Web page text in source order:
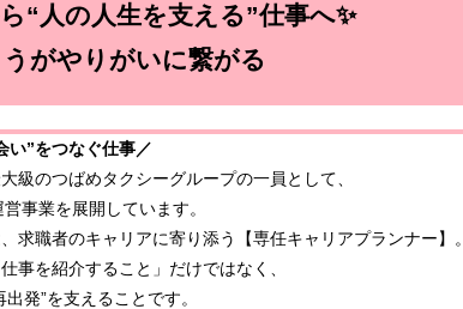
“人の人生を支える”仕事へ✨
がやりがいに繋がる
い”をつなぐ仕事／
級のつばめタクシーグループの一員として、
事業を展開しています。
求職者のキャリアに寄り添う【専任キャリアプランナー】。
事を紹介すること」だけではなく、
発”を支えることです。